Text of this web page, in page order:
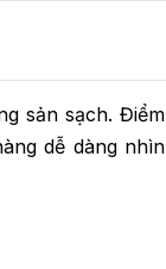
sản sạch. Điểm
dễ dàng nhìn